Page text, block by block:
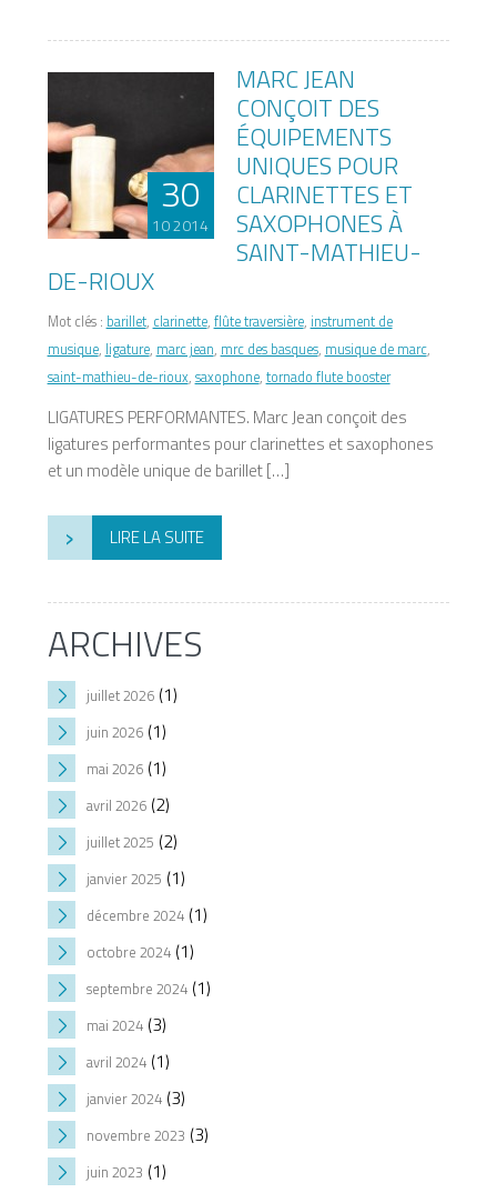
30
10 2014
MARC JEAN
CONÇOIT DES
ÉQUIPEMENTS
UNIQUES POUR
CLARINETTES ET
SAXOPHONES À
SAINT-MATHIEU-
DE-RIOUX
Mot clés : barillet, clarinette, flûte traversière, instrument de
musique, ligature, marc jean, mrc des basques, musique de marc,
saint-mathieu-de-rioux, saxophone, tornado flute booster
LIGATURES PERFORMANTES. Marc Jean conçoit des
ligatures performantes pour clarinettes et saxophones
et un modèle unique de barillet […]
› LIRE LA SUITE
ARCHIVES
juillet 2026(1)
juin 2026(1)
mai 2026(1)
avril 2026(2)
juillet 2025 (2)
janvier 2025 (1)
décembre 2024(1)
octobre 2024(1)
septembre 2024(1)
mai 2024(3)
avril 2024(1)
janvier 2024(3)
novembre 2023 (3)
juin 2023 (1)